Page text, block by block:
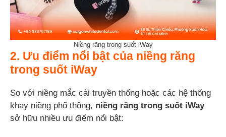
Niềng răng trong suốt iWay
2. Ưu điểm nổi bật của niềng răng
trong suốt iWay
So với niềng mắc cài truyền thống hoặc các hệ thống
khay niềng phổ thông, niềng răng trong suốt iWay
sở hữu nhiều ưu điểm nổi bật: